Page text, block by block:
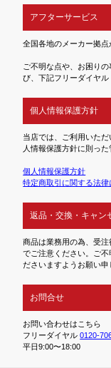
アフターサービス
全国各地のメーカー拠点
ご不明な点や、お困り
び、下記フリーダイヤル
個人情報保護方針
当店では、ご利用いた
人情報保護方針に則った
個人情報保護方針
特定商取引に関する法
返品・交換・キャン
商品は業務用の為、受
でご注意ください。ご
ださいますようお願い申
お問合せ
お問い合わせはこちら
フリーダイヤル0120-
平日9:00〜18:00